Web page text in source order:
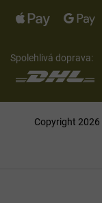
Spolehlivá doprava:
Copyright 2026